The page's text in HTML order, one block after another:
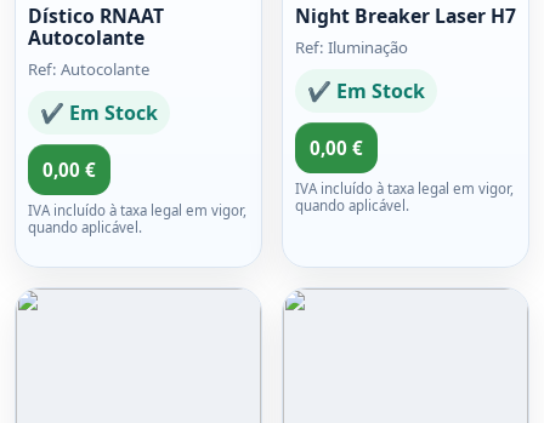
Dístico RNAAT
Autocolante
Ref: Autocolante
✔ Em Stock
0,00 €
IVA incluído à taxa legal em vigor,
quando aplicável.
Night Breaker Laser H7
Ref: Iluminação
✔ Em Stock
0,00 €
IVA incluído à taxa legal em vigor,
quando aplicável.